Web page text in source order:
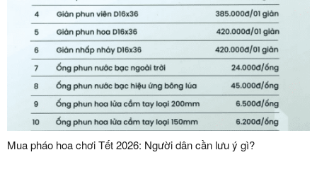
Mua pháo hoa chơi Tết 2026: Người dân cần lưu ý gì?